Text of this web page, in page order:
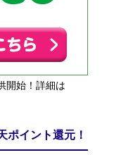
開始！詳細は
ポイント還元！